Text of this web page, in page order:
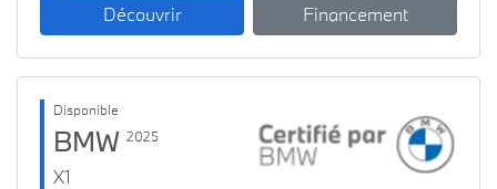
Découvrir Financement
Disponible
BMW 2025
X1